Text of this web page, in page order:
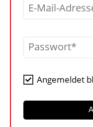
E-Mail-
Passwort
Angemeldet